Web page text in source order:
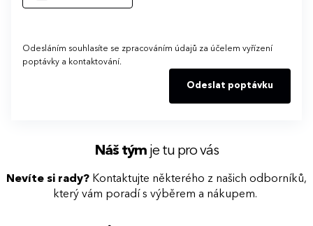
Odesláním souhlasíte se zpracováním údajů za účelem vyřízení
poptávky a kontaktování.
Odeslat poptávku
Náš týmje tu pro vás
Nevíte si rady? Kontaktujte některého z našich odborníků,
který vám poradí s výběrem a nákupem.